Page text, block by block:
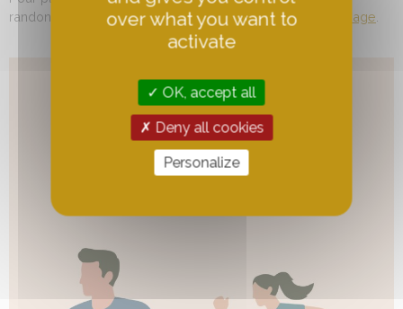
randonnées présents sur la commune,consultez cette page
over what you want to
activate
OK, accept all
Deny all cookies
Personalize